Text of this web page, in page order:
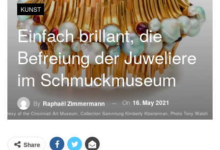
KUNST
Einfach brillant, die
Befreiung der Juweliere
im Schmuckmuseum
By Raphaël Zimmermann On 16. May 2021
of the Cincinnati Art Museum, Collection Sammlung Kimberly Klosterman, Photo Tony Walsh
Share